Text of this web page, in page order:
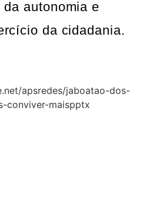
autonomia e
da cidadania.
apsredes/jaboatao-dos-
conviver-maispptx